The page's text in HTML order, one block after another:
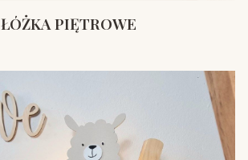
ŁÓŻKA PIĘTROWE